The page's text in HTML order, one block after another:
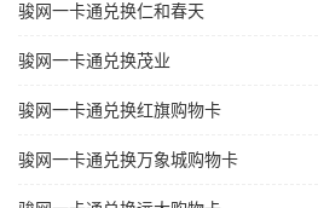
骏网一卡通兑换仁和春天
骏网一卡通兑换茂业
骏网一卡通兑换红旗购物卡
骏网一卡通兑换万象城购物卡